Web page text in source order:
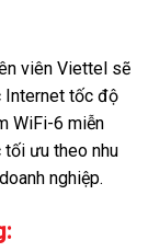
viên Viettel sẽ
Internet tốc độ
WiFi-6 miễn
tối ưu theo nhu
nghiệp.
: